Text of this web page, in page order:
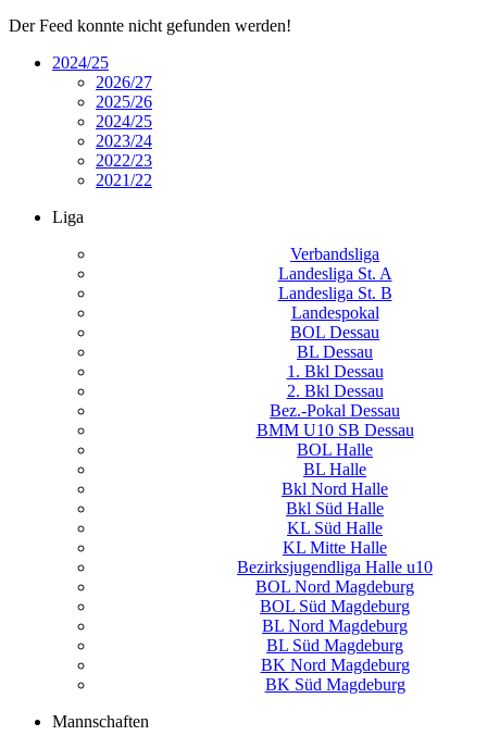
Der Feed konnte nicht gefunden werden!
2024/25
2026/27
2025/26
2024/25
2023/24
2022/23
2021/22
Liga
Verbandsliga
Landesliga St. A
Landesliga St. B
Landespokal
BOL Dessau
BL Dessau
1. Bkl Dessau
2. Bkl Dessau
Bez.-Pokal Dessau
BMM U10 SB Dessau
BOL Halle
BL Halle
Bkl Nord Halle
Bkl Süd Halle
KL Süd Halle
KL Mitte Halle
Bezirksjugendliga Halle u10
BOL Nord Magdeburg
BOL Süd Magdeburg
BL Nord Magdeburg
BL Süd Magdeburg
BK Nord Magdeburg
BK Süd Magdeburg
Mannschaften